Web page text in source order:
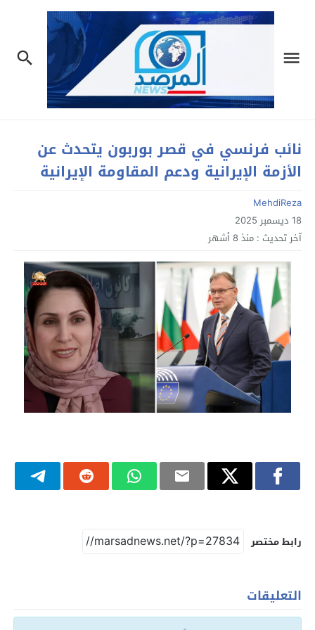
نائب فرنسي في قصر بوربون يتحدث عن
الأزمة الإيرانية ودعم المقاومة الإيرانية
MehdiReza
18 ديسمبر 2025
آخر تحديث : منذ 8 أشهر
رابط مختصر
التعليقات